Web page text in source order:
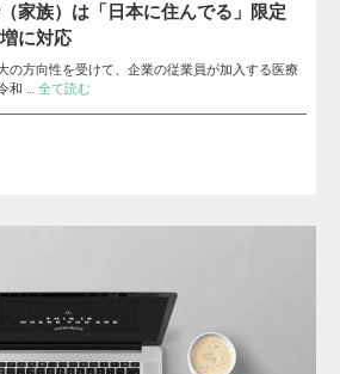
家族）は「日本に住んでる」限定
に対応
の方向性を受けて、企業の従業員が加入する医療
和 … 全て読む